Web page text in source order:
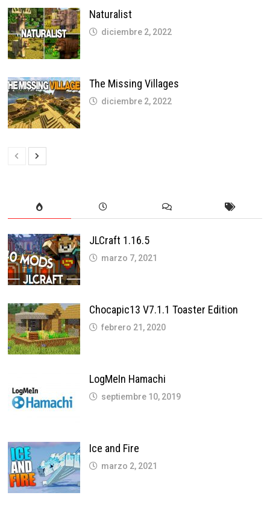
Naturalist
diciembre 2, 2022
The Missing Villages
diciembre 2, 2022
JLCraft 1.16.5
marzo 7, 2021
Chocapic13 V7.1.1 Toaster Edition
febrero 21, 2020
LogMeIn Hamachi
septiembre 10, 2019
Ice and Fire
marzo 2, 2021